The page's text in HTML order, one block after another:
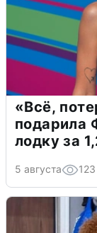
«Всё,
подарила
лодку за
5 августа 123